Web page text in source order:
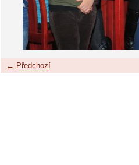
← Předchozí